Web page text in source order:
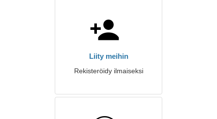
Liity meihin
Rekisteröidy ilmaiseksi